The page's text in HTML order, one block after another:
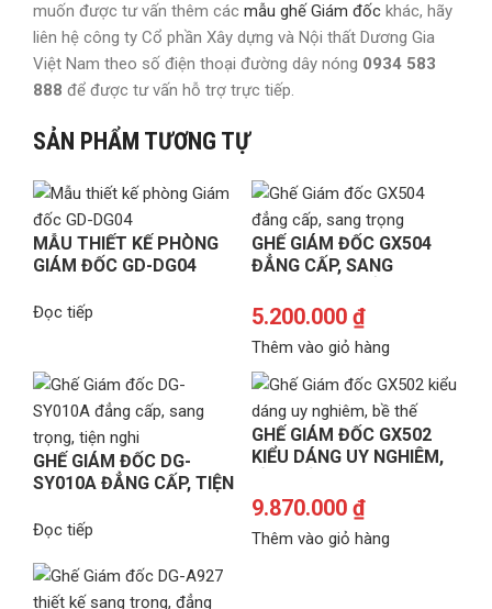
muốn được tư vấn thêm các mẫu ghế Giám đốc khác, hãy
liên hệ công ty Cổ phần Xây dựng và Nội thất Dương Gia
Việt Nam theo số điện thoại đường dây nóng 0934 583
888 để được tư vấn hỗ trợ trực tiếp.
SẢN PHẨM TƯƠNG TỰ
MẪU THIẾT KẾ PHÒNG
GIÁM ĐỐC GD-DG04
Đọc tiếp
GHẾ GIÁM ĐỐC GX504
ĐẲNG CẤP, SANG
5.200.000 ₫
Thêm vào giỏ hàng
GHẾ GIÁM ĐỐC DG-
SY010A ĐẲNG CẤP, TIỆN
Đọc tiếp
GHẾ GIÁM ĐỐC GX502
KIỂU DÁNG UY NGHIÊM,
9.870.000 ₫
Thêm vào giỏ hàng